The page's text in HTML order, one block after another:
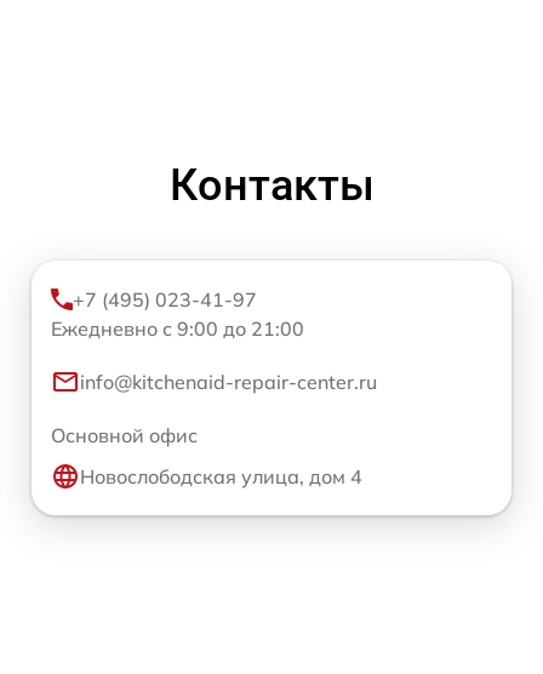
Контакты
+7 (495) 023-41-97
Ежедневно с 9:00 до 21:00
info@kitchenaid-repair-center.ru
Основной офис
Новослободская улица, дом 4